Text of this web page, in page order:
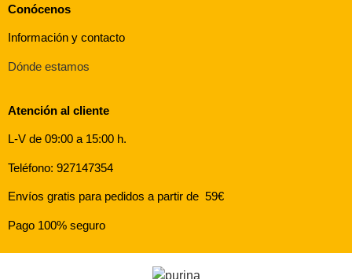
Conócenos
Información y contacto
Dónde estamos
Atención al cliente
L-V de 09:00 a 15:00 h.
Teléfono: 927147354
Envíos gratis para pedidos a partir de 59€
Pago 100% seguro